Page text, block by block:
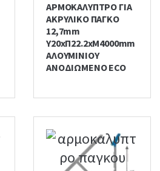
ΑΡΜΟΚΑΛΥΠΤΡΟ ΓΙΑ
ΑΚΡΥΛΙΚΟ ΠΑΓΚΟ
12,7mm
Υ20xΠ22.2xΜ4000mm
ΑΛΟΥΜΙΝΙΟΥ
ΑΝΟΔΙΩΜΕΝΟ ECO